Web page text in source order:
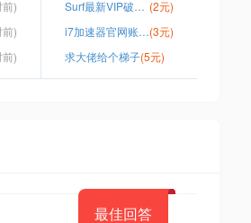
)
)
)
Surf最新VIP破解版 (2元)
i7加速器官网账号密码(3元)
求大佬给个梯子(5元)
最佳回答